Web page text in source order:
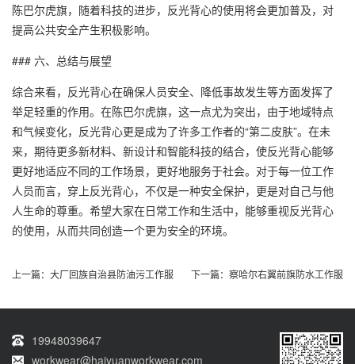
陈巴尔虎旗，随着科技的进步，反光背心的使用将会更加普及，对
提高公共安全产生积极影响。
### 六、总结与展望
综合来看，反光背心在确保人员安全、降低事故发生等方面发挥了
举足轻重的作用。在陈巴尔虎旗，这一点尤为突出，由于地域特点
和气候变化，反光背心更是成为了许多工作者的“第二皮肤”。在未
来，期待更多新材料、新设计和智能科技的结合，使反光背心能够
更好地适应不同的工作场景，更好地服务于社会。对于每一位工作
人员而言，穿上反光背心，不仅是一种安全保护，更是对自己与他
人生命的尊重。希望大家在日常工作和生活中，能够重视反光背心
的使用，从而共同创造一个更为安全的环境。
上一篇： 大厂回族自治县防油污工作服 下一篇： 察哈尔右翼前旗防水工作服
19948039647
workwear@haiyuanworkwear.com